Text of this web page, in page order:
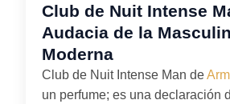
Club de Nuit Intense
Audacia de la
Moderna
Club de Nuit Intense Man de
un perfume; es una declaración